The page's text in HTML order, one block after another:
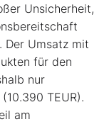
Unsicherheit,
Der Umsatz mit
für den
nur
TEUR).
am